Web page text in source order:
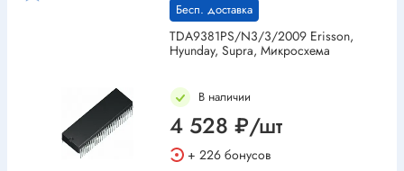
Бесп. доставка
TDA9381PS/N3/3/2009 Erisson,
Hyunday, Supra, Микросхема
В наличии
4 528 ₽/шт
+ 226 бонусов